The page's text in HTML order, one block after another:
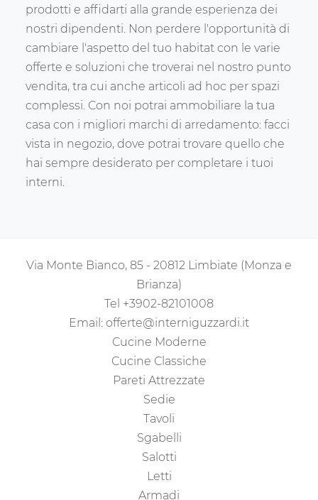
prodotti e affidarti alla grande esperienza dei
nostri dipendenti. Non perdere l'opportunità di
cambiare l'aspetto del tuo habitat con le varie
offerte e soluzioni che troverai nel nostro punto
vendita, tra cui anche articoli ad hoc per spazi
complessi. Con noi potrai ammobiliare la tua
casa con i migliori marchi di arredamento: facci
vista in negozio, dove potrai trovare quello che
hai sempre desiderato per completare i tuoi
interni.
Via Monte Bianco, 85 - 20812 Limbiate (Monza e
Brianza)
Tel +3902-82101008
Email: offerte@interniguzzardi.it
Cucine Moderne
Cucine Classiche
Pareti Attrezzate
Sedie
Tavoli
Sgabelli
Salotti
Letti
Armadi